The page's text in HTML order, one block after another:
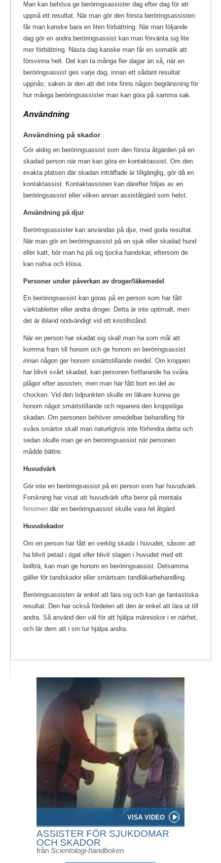
VISA VIDEO
ASSISTER FÖR SJUKDOMAR
OCH SKADOR
från Scientologi-handboken
Man kan behöva ge beröringsassister dag efter dag för att
uppnå ett resultat. När man gör den första beröringsassisten
får man kanske bara en liten förbättring. När man följande
dag gör en andra beröringsassist kan man förvänta sig lite
mer förbättring. Nästa dag kanske man får en somatik att
försvinna helt. Det kan ta många fler dagar än så, när en
beröringsassist ges varje dag, innan ett sådant resultat
uppnås; saken är den att det inte finns någon begränsning för
hur många beröringsassister man kan göra på samma sak.
Användning
Användning på skador
Gör aldrig en beröringsassist som den första åtgärden på en
skadad person när man kan göra en kontaktassist. Om den
exakta platsen där skadan inträffade är tillgänglig, gör då en
kontaktassist. Kontaktassisten kan därefter följas av en
beröringsassist eller vilken annan assiståtgärd som helst.
Användning på djur
Beröringsassister kan användas på djur, med goda resultat.
När man gör en beröringsassist på en sjuk eller skadad hund
eller katt, bör man ha på sig tjocka handskar, eftersom de
kan nafsa och klösa.
Personer under påverkan av droger/läkemedel
En beröringsassist kan göras på en person som har fått
värktabletter eller andra droger. Detta är inte optimalt, men
det är ibland nödvändigt vid ett kristillstånd.
När en person har skadat sig skall man ha som mål att
komma fram till honom och ge honom en beröringsassist
innan någon ger honom smärtstillande medel. Om kroppen
har blivit svårt skadad, kan personen fortfarande ha svåra
plågor efter assisten, men man har fått bort en del av
chocken. Vid den tidpunkten skulle en läkare kunna ge
honom något smärtstillande och reparera den kroppsliga
skadan. Om personen behöver omedelbar behandling för
svåra smärtor skall man naturligtvis inte förhindra detta och
sedan skulle man ge en beröringsassist när personen
mådde bättre.
Huvudvärk
Gör inte en beröringsassist på en person som har huvudvärk.
Forskning har visat att huvudvärk ofta beror på mentala
fenomen där en beröringsassist skulle vara fel åtgärd.
Huvudskador
Om en person har fått en verklig skada i huvudet, såsom att
ha blivit petad i ögat eller blivit slagen i huvudet med ett
bollträ, kan man ge honom en beröringsassist. Detsamma
gäller för tandskador eller smärtsam tandläkarbehandling.
Beröringsassisten är enkel att lära sig och kan ge fantastiska
resultat. Den har också fördelen att den är enkel att lära ut till
andra. Så använd den väl för att hjälpa människor i er närhet,
och lär dem att i sin tur hjälpa andra.